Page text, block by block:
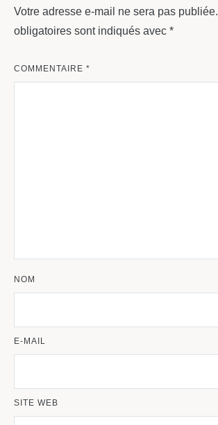
Votre adresse e-mail ne sera pas publiée.
obligatoires sont indiqués avec *
COMMENTAIRE *
NOM
E-MAIL
SITE WEB